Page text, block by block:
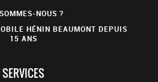
NOUS ?
HÉNIN BEAUMONT DEPUIS
15 ANS
SERVICES